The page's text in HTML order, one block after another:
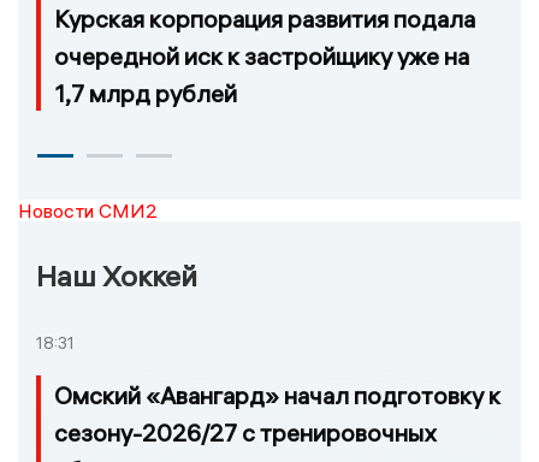
Курская корпорация развития подала
очередной иск к застройщику уже на
1,7 млрд рублей
Новости СМИ2
Наш Хоккей
18:31
Омский «Авангард» начал подготовку к
сезону-2026/27 с тренировочных